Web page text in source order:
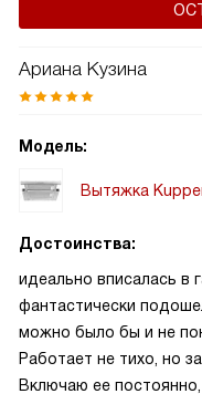
Ариана Кузина
Модель:
Вытяжка
Достоинства:
идеально вписалась в
фантастически
можно было бы и не
Работает не тихо, но
Включаю ее